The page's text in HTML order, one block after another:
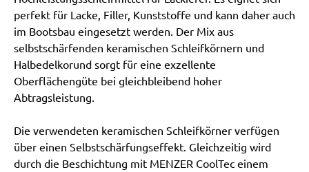
perfekt für Lacke, Filler, Kunststoffe und kann daher auch
im Bootsbau eingesetzt werden. Der Mix aus
selbstschärfenden keramischen Schleifkörnern und
Halbedelkorund sorgt für eine exzellente
Oberflächengüte bei gleichbleibend hoher
Abtragsleistung.
Die verwendeten keramischen Schleifkörner verfügen
über einen Selbstschärfungseffekt. Gleichzeitig wird
durch die Beschichtung mit MENZER CoolTec einem